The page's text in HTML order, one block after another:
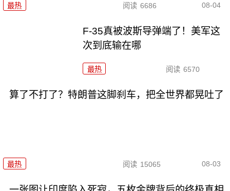
最热 阅读 6686 08-04
F-35真被波斯导弹端了！美军这
次到底输在哪
最热 阅读 6570
算了不打了？特朗普这脚刹车，把全世界都晃吐了
最热 阅读 15065 08-03